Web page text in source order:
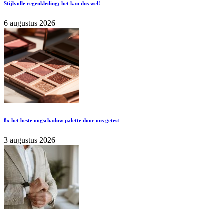
Stijlvolle regenkleding; het kan dus wel!
6 augustus 2026
8x het beste oogschaduw palette door ons getest
3 augustus 2026